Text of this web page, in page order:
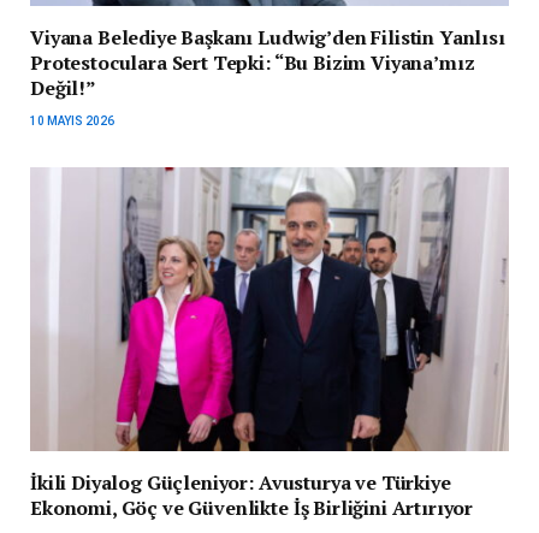
Viyana Belediye Başkanı Ludwig’den Filistin Yanlısı
Protestoculara Sert Tepki: “Bu Bizim Viyana’mız
Değil!”
10 MAYIS 2026
İkili Diyalog Güçleniyor: Avusturya ve Türkiye
Ekonomi, Göç ve Güvenlikte İş Birliğini Artırıyor